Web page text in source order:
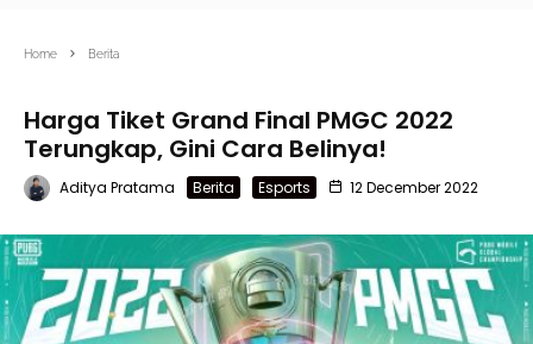
Home Berita
Harga Tiket Grand Final PMGC 2022
Terungkap, Gini Cara Belinya!
Aditya Pratama Berita Esports 12 December 2022